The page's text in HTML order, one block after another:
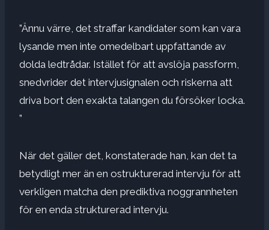
”Ännu värre, det straffar kandidater som kan vara
lysande men inte omedelbart uppfattande av
dolda ledtrådar. Istället för att avslöja passform,
snedvrider det intervjusignalen och riskerna att
driva bort den exakta talangen du försöker locka.
”
När det gäller det, konstaterade han, kan det ta
betydligt mer än en ostrukturerad intervju för att
verkligen matcha den prediktiva noggrannheten
för en enda strukturerad intervju.